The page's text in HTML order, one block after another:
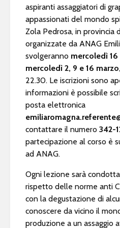
aspiranti assaggiatori di
appassionati del mondo
Zola Pedrosa, in provincia
organizzate da ANAG
svolgeranno mercoledì
mercoledì 2, 9 e 16 marzo
22.30. Le iscrizioni sono
informazioni è possibile
posta elettronica
contattare il numero 342-
partecipazione al corso è
ad ANAG.
Ogni lezione sarà
rispetto delle norme anti
con la degustazione di
conoscere da vicino il
produzione a un assaggio